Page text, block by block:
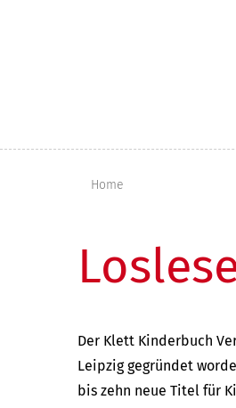
Home
Der Klett Kinderbuch
Leipzig gegründet
bis zehn neue Titel für